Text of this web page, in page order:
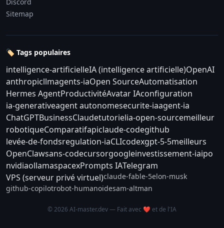
Sitemap
🏷️ Tags populaires
intelligence-artificielleIA (intelligence artificielle)OpenAI
anthropicllmagents-iaOpen SourceAutomatisation
Hermes AgentProductivitéAvatar IAconfiguration
ia-generativeagent autonomesecurite-iaagent-ia
ChatGPTBusinessClaudetutorielia-open-sourcemeilleur
robotiqueComparatifapiclaude-codegithub
levée-de-fondsregulation-iaCLIcodexgpt-5-5meilleurs
OpenClawsans-codecursorgoogleinvestissement-iaipo
nvidiaollamaspacexPrompts IATelegram
VPS (serveur privé virtuel)claude-fable-5elon-musk
github-copilotrobot-humanoidesam-altman
© 2026 AI-master.dev — Fait avec ❤️ et de l'IA